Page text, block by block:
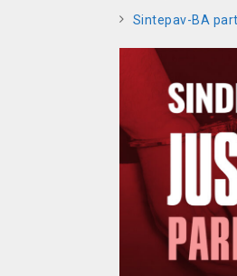
Sintepav-BA